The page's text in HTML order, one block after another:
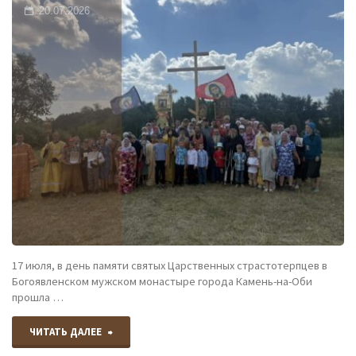
архистратига
Божьего
Михаила
Ребриха
состоялась
Божественная
20.07.2026
17 июля, в день памяти святых Царственных страстотерпцев в
Богоявленском мужском монастыре города Камень-на-Оби
прошла …
ЧИТАТЬ ДАЛЕЕ "Почтили